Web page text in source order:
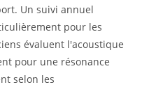
Un suivi annuel
pour les
évaluent l'acoustique
pour une résonance
selon les